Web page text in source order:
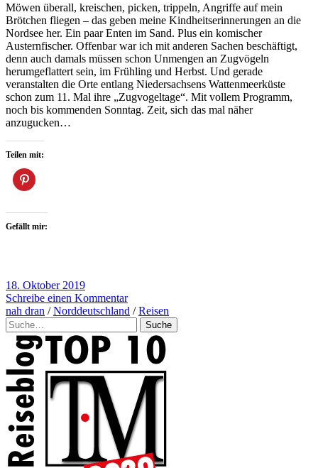
Möwen überall, kreischen, picken, trippeln, Angriffe auf mein
Brötchen fliegen – das geben meine Kindheitserinnerungen an die
Nordsee her. Ein paar Enten im Sand. Plus ein komischer
Austernfischer. Offenbar war ich mit anderen Sachen beschäftigt,
denn auch damals müssen schon Unmengen an Zugvögeln
herumgeflattert sein, im Frühling und Herbst. Und gerade
veranstalten die Orte entlang Niedersachsens Wattenmeerküste
schon zum 11. Mal ihre „Zugvogeltage“. Mit vollem Programm,
noch bis kommenden Sonntag. Zeit, sich das mal näher
anzugucken…
Teilen mit:
Gefällt mir:
18. Oktober 2019
Schreibe einen Kommentar
nah dran /Norddeutschland /Reisen
Suche